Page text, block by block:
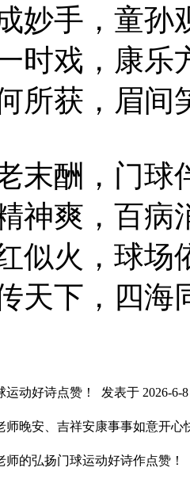
妙手，童孙
时戏，康乐
所获，眉间
末酬，门球
神爽，百病
似火，球场
天下，四海
运动好诗点赞！ 发表于 2026-6-
师晚安、吉祥安康事事如意开
师的弘扬门球运动好诗作点赞！